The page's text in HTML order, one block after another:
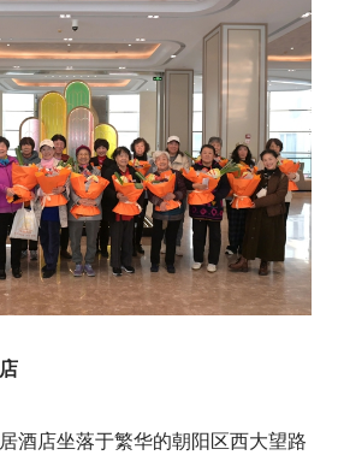
酒店坐落于繁华的朝阳区西大望路